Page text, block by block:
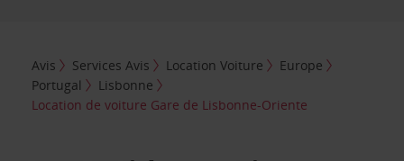
Avis Services Avis Location Voiture
Europe
Portugal
Lisbonne
Location de voiture Gare de Lisbonne-Oriente